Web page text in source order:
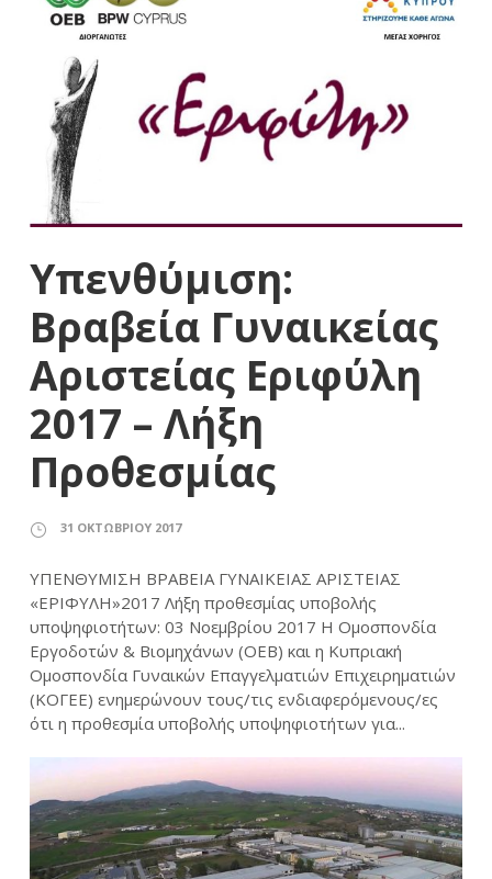
Υπενθύμιση:
Βραβεία Γυναικείας
Αριστείας Εριφύλη
2017 – Λήξη
Προθεσμίας
31 ΟΚΤΩΒΡΊΟΥ 2017
ΥΠΕΝΘΥΜΙΣΗ ΒΡΑΒΕΙΑ ΓΥΝΑΙΚΕΙΑΣ ΑΡΙΣΤΕΙΑΣ
«ΕΡΙΦΥΛΗ»2017 Λήξη προθεσμίας υποβολής
υποψηφιοτήτων: 03 Νοεμβρίου 2017 Η Ομοσπονδία
Εργοδοτών & Βιομηχάνων (ΟΕΒ) και η Κυπριακή
Ομοσπονδία Γυναικών Επαγγελματιών Επιχειρηματιών
(ΚΟΓΕΕ) ενημερώνουν τους/τις ενδιαφερόμενους/ες
ότι η προθεσμία υποβολής υποψηφιοτήτων για...